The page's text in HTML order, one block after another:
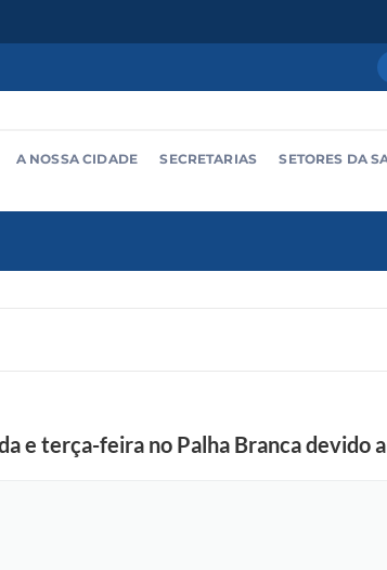
A NOSSA CIDADE SECRETARIAS SETORES DA
e terça-feira no Palha Branca devido